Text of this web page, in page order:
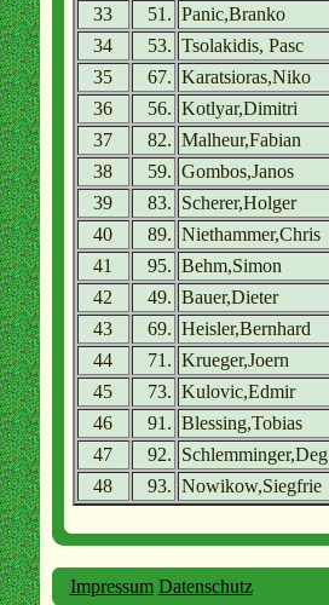
33
51. Panic,Branko
34
53. Tsolakidis, Pasc
35
67. Karatsioras,Niko
36
56. Kotlyar,Dimitri
37
82. Malheur,Fabian
38
59. Gombos,Janos
39
83. Scherer,Holger
40
89. Niethammer,Chris
41
95. Behm,Simon
42
49. Bauer,Dieter
43
69. Heisler,Bernhard
44
71. Krueger,Joern
45
73. Kulovic,Edmir
46
91. Blessing,Tobias
47
92. Schlemminger,Deg
48
93. Nowikow,Siegfrie
Impressum Datenschutz